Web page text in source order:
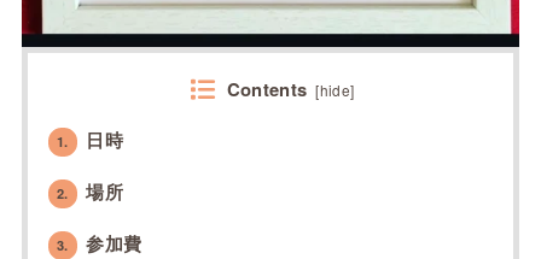
Contents [hide]
1. 日時
2. 場所
3. 参加費